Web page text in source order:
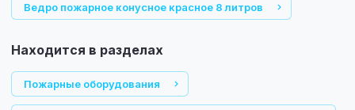
Ведро пожарное конусное красное 8 литров
Находится в разделах
Пожарные оборудования